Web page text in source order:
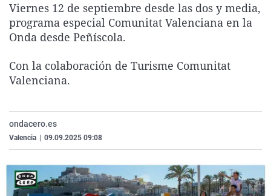
Viernes 12 de septiembre desde las dos y media,
programa especial Comunitat Valenciana en la
Onda desde Peñíscola.
Con la colaboración de Turisme Comunitat
Valenciana.
ondacero.es
Valencia 09.09.2025 09:08